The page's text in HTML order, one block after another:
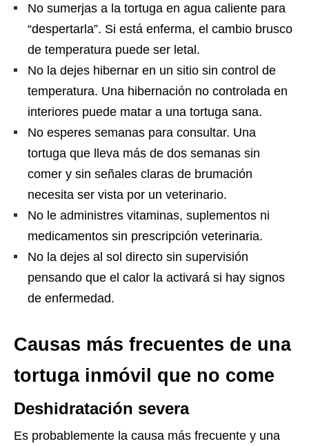
No sumerjas a la tortuga en agua caliente para
“despertarla”. Si está enferma, el cambio brusco
de temperatura puede ser letal.
No la dejes hibernar en un sitio sin control de
temperatura. Una hibernación no controlada en
interiores puede matar a una tortuga sana.
No esperes semanas para consultar. Una
tortuga que lleva más de dos semanas sin
comer y sin señales claras de brumación
necesita ser vista por un veterinario.
No le administres vitaminas, suplementos ni
medicamentos sin prescripción veterinaria.
No la dejes al sol directo sin supervisión
pensando que el calor la activará si hay signos
de enfermedad.
Causas más frecuentes de una
tortuga inmóvil que no come
Deshidratación severa
Es probablemente la causa más frecuente y una